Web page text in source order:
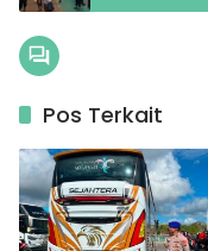
dengan
Pos Terkait